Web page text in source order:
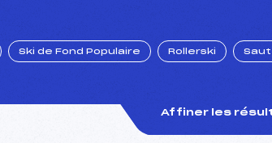
Ski de Fond Populaire Rollerski Saut
Affiner les